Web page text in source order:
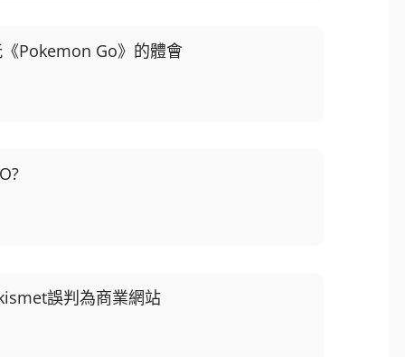
Pokemon Go》的體會
誤判為商業網站